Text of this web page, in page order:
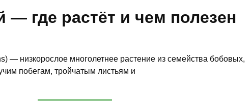
— где растёт и чем полезен
— низкорослое многолетнее растение из семейства бобовых,
побегам, тройчатым листьям и